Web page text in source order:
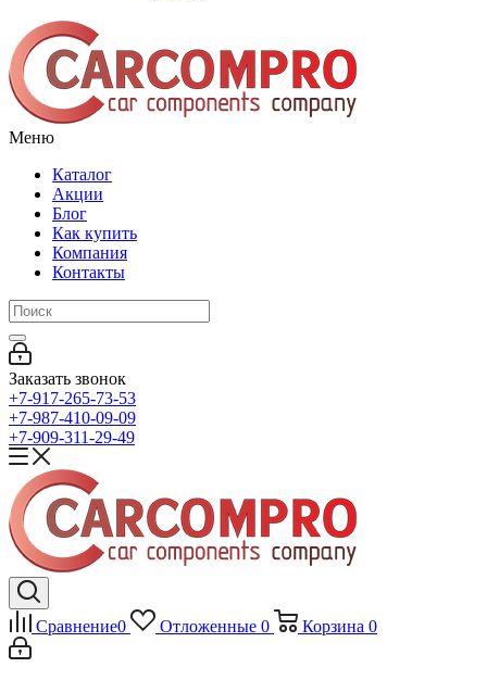
Меню
Каталог
Акции
Блог
Как купить
Компания
Контакты
Заказать звонок
+7-917-265-73-53
+7-987-410-09-09
+7-909-311-29-49
Сравнение0 Отложенные 0 Корзина 0